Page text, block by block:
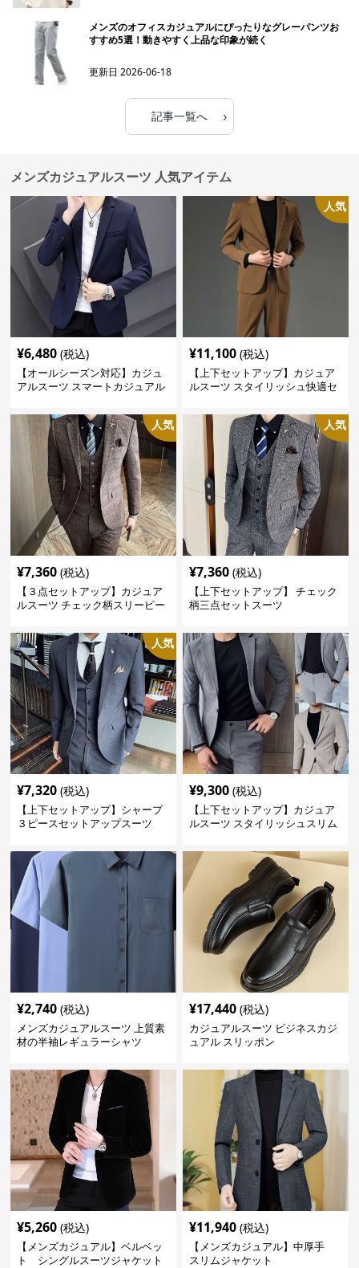
メンズのオフィスカジュアルにぴったりなグレーパンツお
すすめ5選！動きやすく上品な印象が続く
更新日2026-06-18
記事一覧へ ›
メンズカジュアルスーツ 人気アイテム
¥6,480 (税込)
【オールシーズン対応】カジュ
アルスーツ スマートカジュアル
人気
¥11,100 (税込)
【上下セットアップ】カジュア
ルスーツ スタイリッシュ快適セ
人気
¥7,360 (税込)
【３点セットアップ】カジュア
ルスーツ チェック柄スリーピー
人気
¥7,360 (税込)
【上下セットアップ】 チェック
柄三点セットスーツ
人気
¥7,320 (税込)
【上下セットアップ】シャープ
３ピースセットアップスーツ
¥9,300 (税込)
【上下セットアップ】カジュア
ルスーツ スタイリッシュスリム
¥2,740 (税込)
メンズカジュアルスーツ 上質素
材の半袖レギュラーシャツ
¥17,440 (税込)
カジュアルスーツ ビジネスカジ
ュアル スリッポン
¥5,260 (税込)
【メンズカジュアル】ベルベッ
ト シングルスーツジャケット
¥11,940 (税込)
【メンズカジュアル】中厚手
スリムジャケット